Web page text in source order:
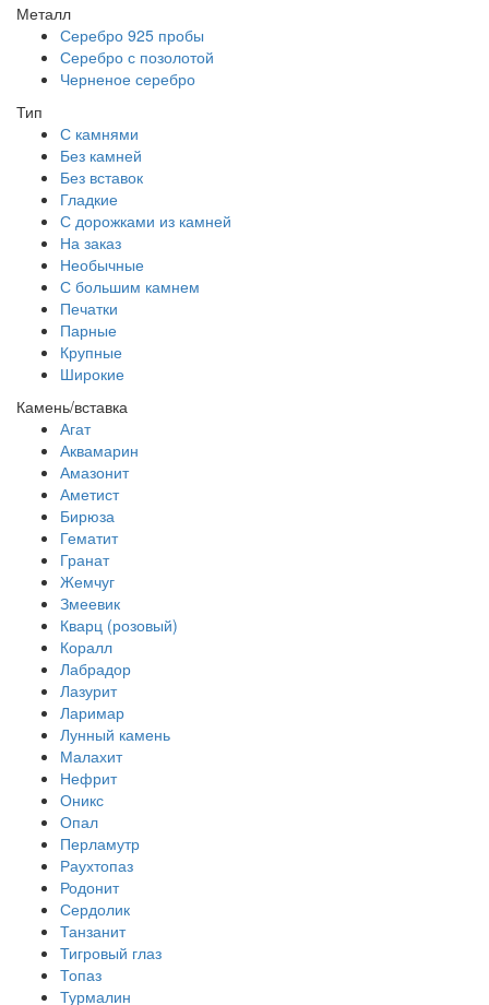
Металл
Серебро 925 пробы
Серебро с позолотой
Черненое серебро
Тип
С камнями
Без камней
Без вставок
Гладкие
С дорожками из камней
На заказ
Необычные
С большим камнем
Печатки
Парные
Крупные
Широкие
Камень/вставка
Агат
Аквамарин
Амазонит
Аметист
Бирюза
Гематит
Гранат
Жемчуг
Змеевик
Кварц (розовый)
Коралл
Лабрадор
Лазурит
Ларимар
Лунный камень
Малахит
Нефрит
Оникс
Опал
Перламутр
Раухтопаз
Родонит
Сердолик
Танзанит
Тигровый глаз
Топаз
Турмалин